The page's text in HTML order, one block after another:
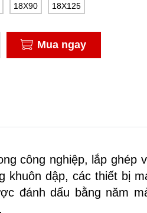
18X90 18X125
Mua ngay
công nghiệp, lắp ghép
khuôn dập, các thiết bị
đánh dấu bằng năm